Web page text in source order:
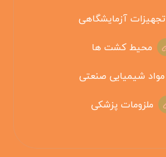
تجهیزات آزمایشگاهی
محیط کشت ها
مواد شیمیایی صنعتی
ملزومات پزشکی